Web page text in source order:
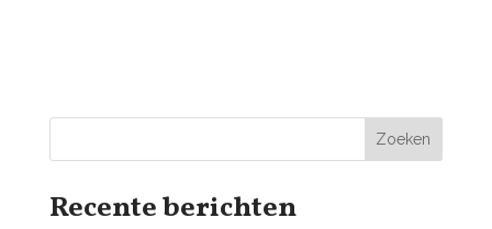
Zoeken
Recente berichten